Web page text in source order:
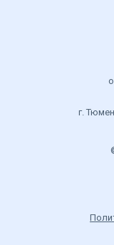
г.